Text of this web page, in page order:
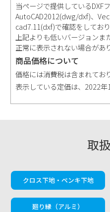
当ページで提供しているDXF
AutoCAD2012(dwg/dxf)、
cad7.11(dxf)で確認をしており
上記よりも低いバージョン
正常に表示されない場合があ
商品価格について
価格には消費税は含まれてお
表示している定価は、2022年
取
クロス下地・ペンキ下地
廻り縁（アルミ）